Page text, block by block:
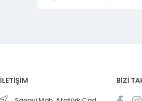
İLETİŞİM BİZİ